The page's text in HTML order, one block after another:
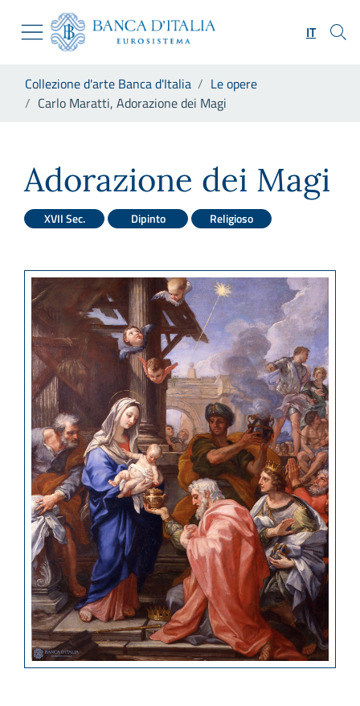
Skip to Main Content
Vai al sito istituzionale
Vai al menu di navigazione
Vai alla ricerca
Vai al footer
IT
Collezione d'arte Banca d'Italia
Le opere
Carlo Maratti, Adorazione dei Magi
Adorazione dei Magi
XVII Sec. Dipinto Religioso